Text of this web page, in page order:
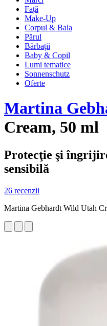
Față
Make-Up
Corpul & Baia
Părul
Bărbații
Baby & Copil
Lumi tematice
Sonnenschutz
Oferte
Martina
Cream, 50 ml
Protecţie şi
sensibilă
26 recenzii
Martina Gebhardt Wild Utah